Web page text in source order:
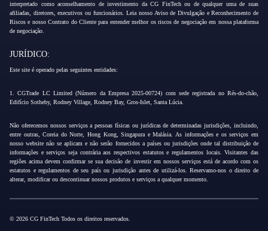
interpretado como aconselhamento de investimento da CG FinTech ou de qualquer uma de suas
afiliadas, diretores, executivos ou funcionários. Leia nosso Aviso de Divulgação e Reconhecimento de
Riscos e nosso Contrato do Cliente para entender melhor os riscos de negociação em nossa plataforma
de negociação.
JURÍDICO:
Este site é operado pelas seguintes entidades:
1. CGTrade LC Limited (Número da Empresa 2025-00724) com sede registrada no Rés-do-chão,
Edifício Sotheby, Rodney Village, Rodney Bay, Gros-Islet, Santa Lúcia.
Não oferecemos nossos serviços a pessoas físicas ou jurídicas de determinadas jurisdições, incluindo,
entre outras, Coreia do Norte, Hong Kong, Singapura e Malásia. As informações e os serviços em
nosso website não se aplicam e não serão fornecidos a países ou jurisdições onde tal distribuição de
informações e serviços seja contrária aos respectivos estatutos e regulamentos locais. Visitantes das
regiões acima devem confirmar se sua decisão de investir em nossos serviços está de acordo com os
estatutos e regulamentos de seu país ou jurisdição antes de utilizá-los. Reservamo-nos o direito de
alterar, modificar ou descontinuar nossos produtos e serviços a qualquer momento.
© 2026 CG FinTech Todos os direitos reservados.